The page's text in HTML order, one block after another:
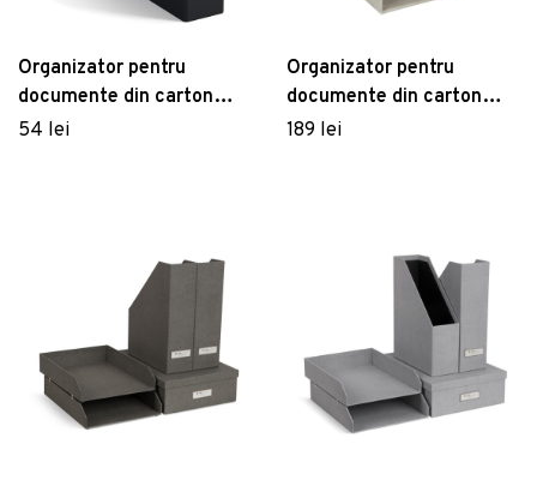
Organizator pentru
documente din carton
Archie – Bigso Box of
54 lei
Organizator pentru
documente din carton
Trey – Bigso Box of
189 lei